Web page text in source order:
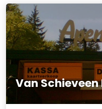
Van Schieveen